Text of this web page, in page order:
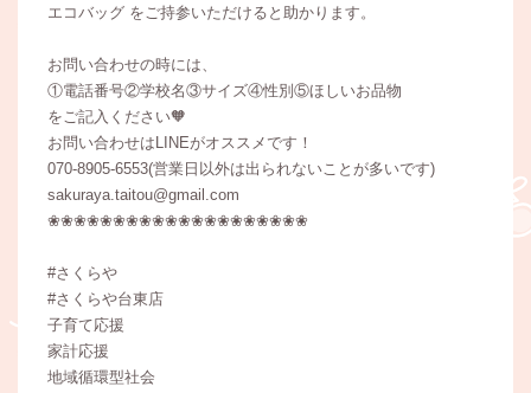
エコバッグ をご持参いただけると助かります。
お問い合わせの時には、
①電話番号②学校名③サイズ④性別⑤ほしいお品物
をご記入ください🧡
お問い合わせはLINEがオススメです！
070-8905-6553(営業日以外は出られないことが多いです)
sakuraya.taitou@gmail.com
❀❀❀❀❀❀❀❀❀❀❀❀❀❀❀❀❀❀❀❀
#さくらや
#さくらや台東店
子育て応援
家計応援
地域循環型社会